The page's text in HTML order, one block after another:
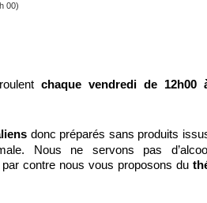
00)
chaque vendredi de 12h00
donc préparés sans produits
Nous ne servons pas
contre nous vous proposons du